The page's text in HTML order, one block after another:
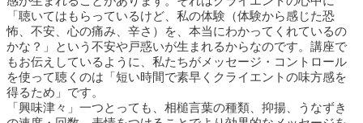
「聴いてはもらっているけど、私の体験（体験から感じた恐
怖、不安、心の痛み、辛さ）を、本当にわかってくれているの
かな？」という不安や戸惑いが生まれるからなのです。講座で
もお伝えしているように、私たちがメッセージ・コントロール
を使って聴くのは「短い時間で素早くクライエントの味方感を
得るため」です。
「興味津々」一つとっても、相槌言葉の種類、抑揚、うなずき